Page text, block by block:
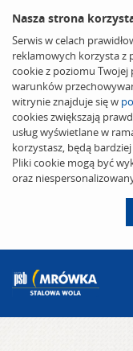
Nasza strona
Serwis w celach
reklamowych korzysta z
cookie z poziomu Twojej
warunków
witrynie znajduje się w
cookies zwiększają
usług wyświetlane w
korzystasz, będą
Pliki cookie mogą być
oraz